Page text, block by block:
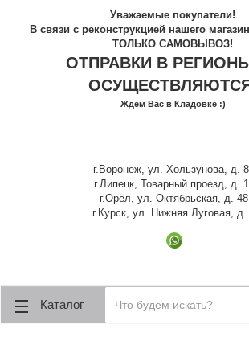
Уважаемые покупатели!
В связи с реконструкцией нашего
ТОЛЬКО САМОВЫВОЗ!
ОТПРАВКИ В
Ждем Вас в Кладовке :)
г.Воронеж, ул. Хользунова, д.
г.Липецк, Товарный проезд, д.
г.Орёл, ул. Октябрьская, д. 48
г.Курск, ул. Нижняя Луговая, д.
Каталог